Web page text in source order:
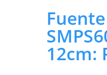
12cm: